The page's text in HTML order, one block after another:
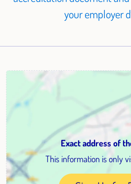
your employer
Exact address of
This information is only